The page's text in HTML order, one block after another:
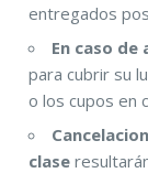
entregados
En caso de
para cubrir su
o los cupos en
clase